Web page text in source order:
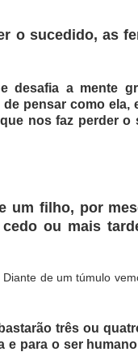
o sucedido, as
desafia a mente
pensar como ela,
nos faz perder o
um filho, por
ou mais
de um túmulo
três ou
para o ser